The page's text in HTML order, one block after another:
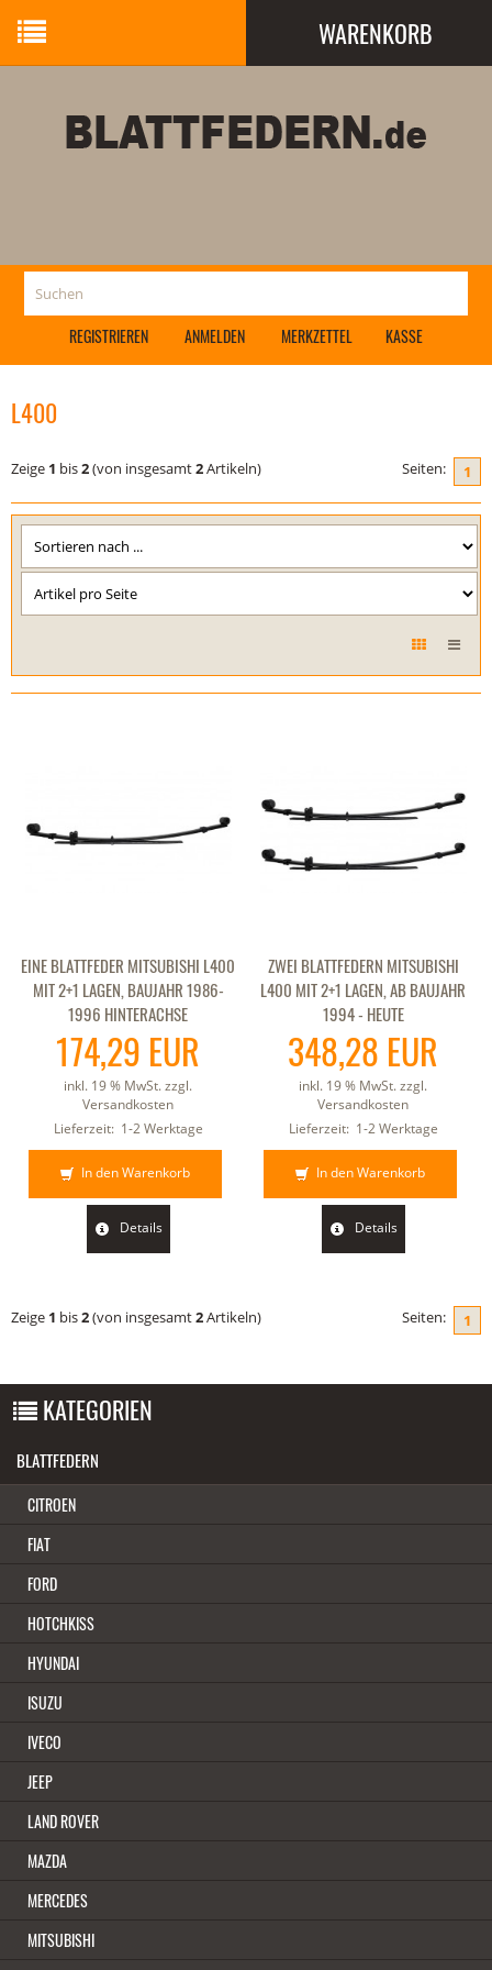
WARENKORB
REGISTRIEREN ANMELDEN MERKZETTEL KASSE
L400
Zeige 1 bis2(von insgesamt2Artikeln) Seiten: 1
EINE BLATTFEDER MITSUBISHI L400
MIT 2+1 LAGEN, BAUJAHR 1986-
1996 HINTERACHSE
174,29 EUR
inkl. 19 % MwSt. zzgl.
Versandkosten
Lieferzeit: 1-2 Werktage
In den Warenkorb
Details
ZWEI BLATTFEDERN MITSUBISHI
L400 MIT 2+1 LAGEN, AB BAUJAHR
1994 - HEUTE
348,28 EUR
inkl. 19 % MwSt. zzgl.
Versandkosten
Lieferzeit: 1-2 Werktage
In den Warenkorb
Details
Zeige 1 bis2(von insgesamt2Artikeln) Seiten: 1
KATEGORIEN
BLATTFEDERN
CITROEN
FIAT
FORD
HOTCHKISS
HYUNDAI
ISUZU
IVECO
JEEP
LAND ROVER
MAZDA
MERCEDES
MITSUBISHI